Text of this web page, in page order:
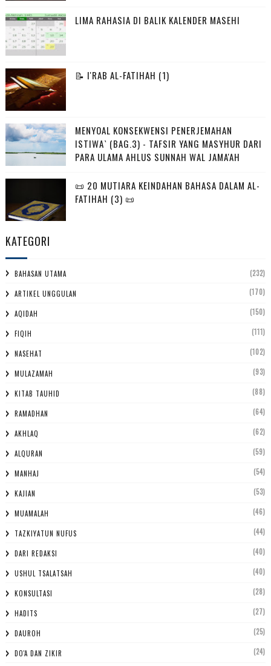
LIMA RAHASIA DI BALIK KALENDER MASEHI
📝 I'RAB AL-FATIHAH (1)
MENYOAL KONSEKWENSI PENERJEMAHAN
ISTIWA` (BAG.3) - TAFSIR YANG MASYHUR DARI
PARA ULAMA AHLUS SUNNAH WAL JAMA'AH
📜 20 MUTIARA KEINDAHAN BAHASA DALAM AL-
FATIHAH (3) 📜
KATEGORI
BAHASAN UTAMA (232)
ARTIKEL UNGGULAN (170)
AQIDAH (150)
FIQIH (111)
NASEHAT (102)
MULAZAMAH (93)
KITAB TAUHID (88)
RAMADHAN (64)
AKHLAQ (62)
ALQURAN (59)
MANHAJ (54)
KAJIAN (53)
MUAMALAH (46)
TAZKIYATUN NUFUS (44)
DARI REDAKSI (40)
USHUL TSALATSAH (40)
KONSULTASI (28)
HADITS (27)
DAUROH (25)
DO'A DAN ZIKIR (24)